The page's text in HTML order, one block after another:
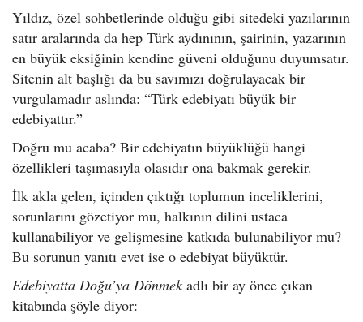
Yıldız, özel sohbetlerinde olduğu gibi sitedeki yazılarının
satır aralarında da hep Türk aydınının, şairinin, yazarının
en büyük eksiğinin kendine güveni olduğunu duyumsatır.
Sitenin alt başlığı da bu savımızı doğrulayacak bir
vurgulamadır aslında: “Türk edebiyatı büyük bir
edebiyattır.”
Doğru mu acaba? Bir edebiyatın büyüklüğü hangi
özellikleri taşımasıyla olasıdır ona bakmak gerekir.
İlk akla gelen, içinden çıktığı toplumun inceliklerini,
sorunlarını gözetiyor mu, halkının dilini ustaca
kullanabiliyor ve gelişmesine katkıda bulunabiliyor mu?
Bu sorunun yanıtı evet ise o edebiyat büyüktür.
Edebiyatta Doğu’ya Dönmek adlı bir ay önce çıkan
kitabında şöyle diyor: